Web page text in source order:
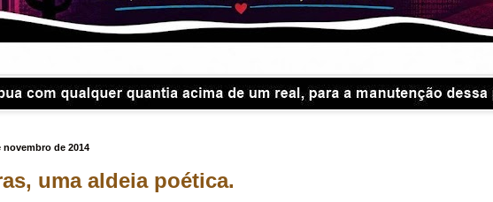
novembro de 2014
uma aldeia poética.